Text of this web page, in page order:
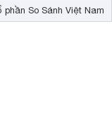
So Sánh Việt Nam